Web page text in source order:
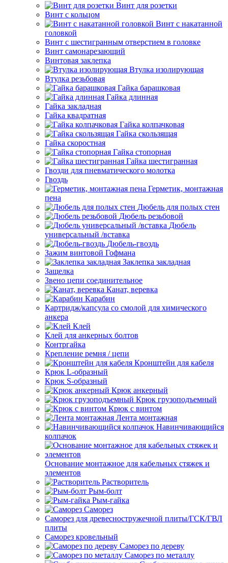
Винт для розетки
Винт с кольцом
Винт с накатанной
головкой
Винт с шестигранным отверстием в головке
Винт самонарезающий
Винтовая заклепка
Втулка изолирующая
Втулка резьбовая
Гайка барашковая
Гайка длинная
Гайка закладная
Гайка квадратная
Гайка колпачковая
Гайка скользящая
Гайка скоростная
Гайка стопорная
Гайка шестигранная
Гвозди для пневматического молотка
Гвоздь
Герметик, монтажная
пена
Дюбель для полых стен
Дюбель резьбовой
Дюбель
универсальный /вставка
Дюбель-гвоздь
Зажим винтовой Гофмана
Заклепка закладная
Защелка
Звено цепи соединительное
Канат, веревка
Карабин
Картридж/капсула со смолой для химического
анкера
Клей
Клей для анкерных болтов
Контргайка
Крепление ремня / цепи
Кронштейн для кабеля
Крюк L-образный
Крюк S-образный
Крюк анкерный
Крюк грузоподъемный
Крюк с винтом
Лента монтажная
Навинчивающийся
колпачок
Основание монтажное для кабельных стяжек и
элементов
Растворитель
Рым-болт
Рым-гайка
Саморез
Саморез для древесностружечной плиты/ГСК/ГВЛ
плиты
Саморез кровельный
Саморез по дереву
Саморез по металлу